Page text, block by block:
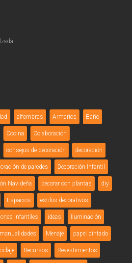
alfombras Armarios Baño
Cocina Colaboración
consejos de decoración decoración
de paredes Decoración Infantil
Navideña decorar con plantas diy
Espacios estilos decorativos
infantiles ideas Iluminación
manualidades Menaje papel pintado
Recursos Revestimientos